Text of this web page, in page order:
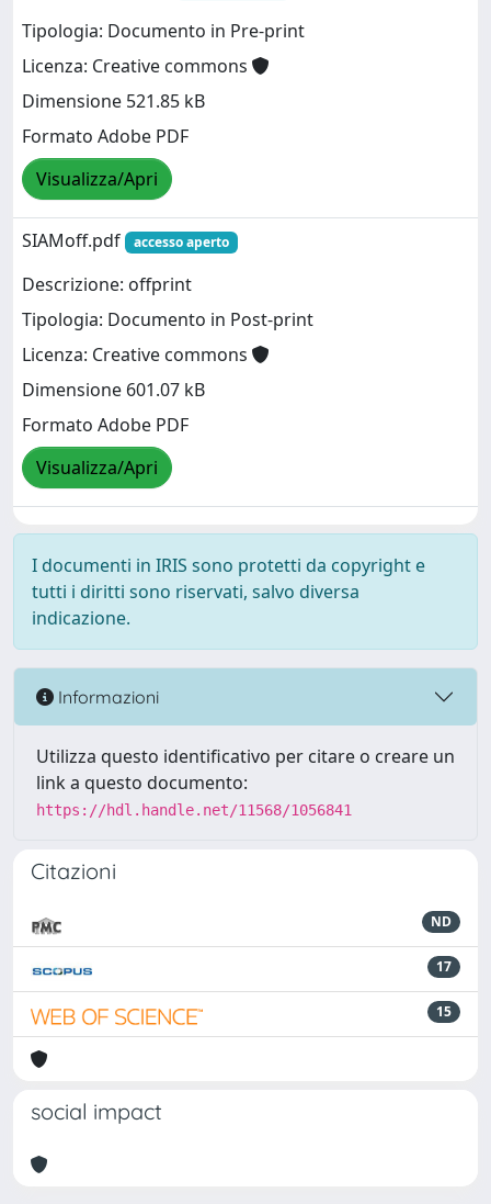
Tipologia: Documento in Pre-print
Licenza: Creative commons
Dimensione 521.85 kB
Formato Adobe PDF
Visualizza/Apri
SIAMoff.pdf accesso aperto
Descrizione: offprint
Tipologia: Documento in Post-print
Licenza: Creative commons
Dimensione 601.07 kB
Formato Adobe PDF
Visualizza/Apri
I documenti in IRIS sono protetti da copyright e
tutti i diritti sono riservati, salvo diversa
indicazione.
Informazioni
Utilizza questo identificativo per citare o creare un
link a questo documento:
https://hdl.handle.net/11568/1056841
Citazioni
ND
17
15
social impact